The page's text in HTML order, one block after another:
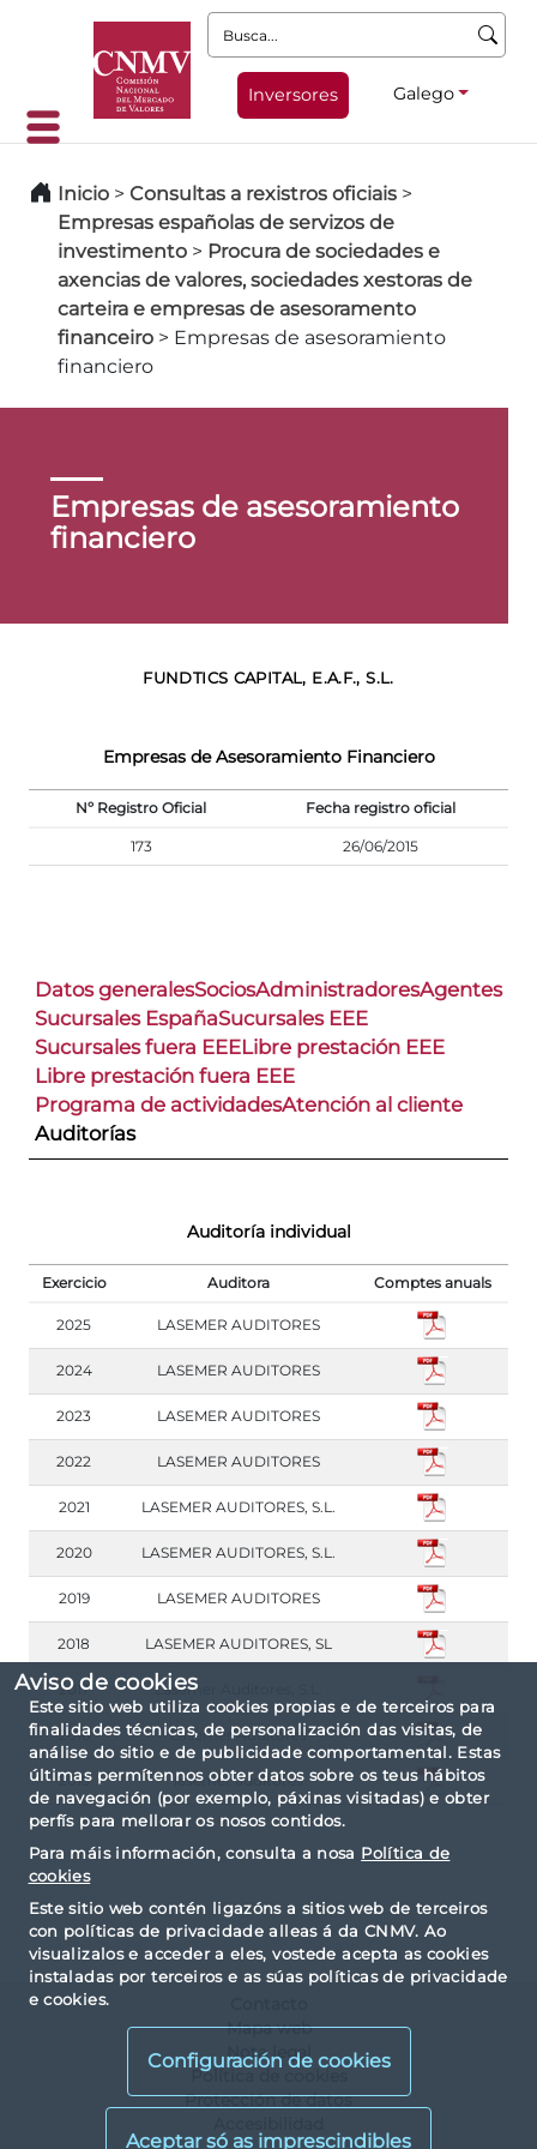
Aviso de cookies
Este sitio web utiliza cookies propias e de terceiros para
finalidades técnicas, de personalización das visitas, de
análise do sitio e de publicidade comportamental. Estas
últimas permítennos obter datos sobre os teus hábitos
de navegación (por exemplo, páxinas visitadas) e obter
perfís para mellorar os nosos contidos.
Para máis información, consulta a nosa Política de
cookies
Este sitio web contén ligazóns a sitios web de terceiros
con políticas de privacidade alleas á da CNMV. Ao
visualizalos e acceder a eles, vostede acepta as cookies
instaladas por terceiros e as súas políticas de privacidade
e cookies.
Configuración de cookies
Busca:
Inversores Galego
Inicio > Consultas a rexistros oficiais >
Empresas españolas de servizos de
investimento > Procura de sociedades e
axencias de valores, sociedades xestoras de
carteira e empresas de asesoramento
financeiro > Empresas de asesoramiento
financiero
Empresas de asesoramiento
financiero
FUNDTICS CAPITAL, E.A.F., S.L.
Empresas de Asesoramiento Financiero
Nº Registro Oficial Fecha registro oficial
173 26/06/2015
Datos generalesSociosAdministradoresAgentes
Sucursales EspañaSucursales EEE
Sucursales fuera EEELibre prestación EEE
Libre prestación fuera EEE
Programa de actividadesAtención al cliente
Auditorías
Auditoría individual
Exercicio Auditora Comptes anuals
2025 LASEMER AUDITORES
2024 LASEMER AUDITORES
2023 LASEMER AUDITORES
2022 LASEMER AUDITORES
2021 LASEMER AUDITORES, S.L.
2020 LASEMER AUDITORES, S.L.
2019 LASEMER AUDITORES
2018 LASEMER AUDITORES, SL
2017 Lasemer Auditores, S.L.
2016 Lasemer Auditores
2015 lasemer auditores
Mapa web
Nota legal
Política de cookies
Protección de datos